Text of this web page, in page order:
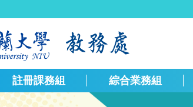
註冊課務組 綜合業務組